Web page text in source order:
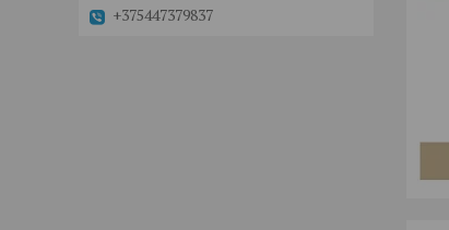
+375447379837